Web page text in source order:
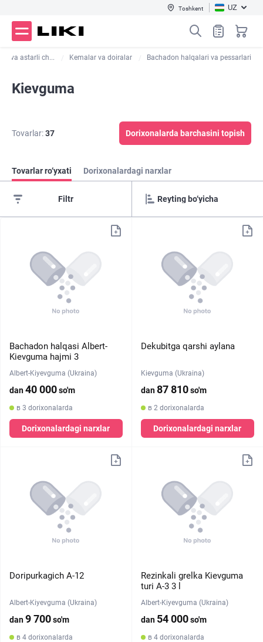
Toshkent UZ
va astarli ch... Kemalar va doiralar Bachadon halqalari va pessarlari
Kievguma
Tovarlar:37 Dorixonalarda barchasini topish
Tovarlar ro‘yxati Dorixonalardagi narxlar
Filtr
Bachadon halqasi Albert-
Kievguma hajmi 3
Albert-Kiyevguma (Ukraina)
dan40 000so'm
в 3 dorixonalarda
Dorixonalardagi narxlar
Dekubitga qarshi aylana
Kievguma (Ukraina)
dan87 810so'm
в 2 dorixonalarda
Dorixonalardagi narxlar
Doripurkagich A-12
Albert-Kiyevguma (Ukraina)
dan9 700so'm
в 4 dorixonalarda
Rezinkali grelka Kievguma
turi A-3 3 l
Albert-Kiyevguma (Ukraina)
dan 54 000so'm
в 4 dorixonalarda